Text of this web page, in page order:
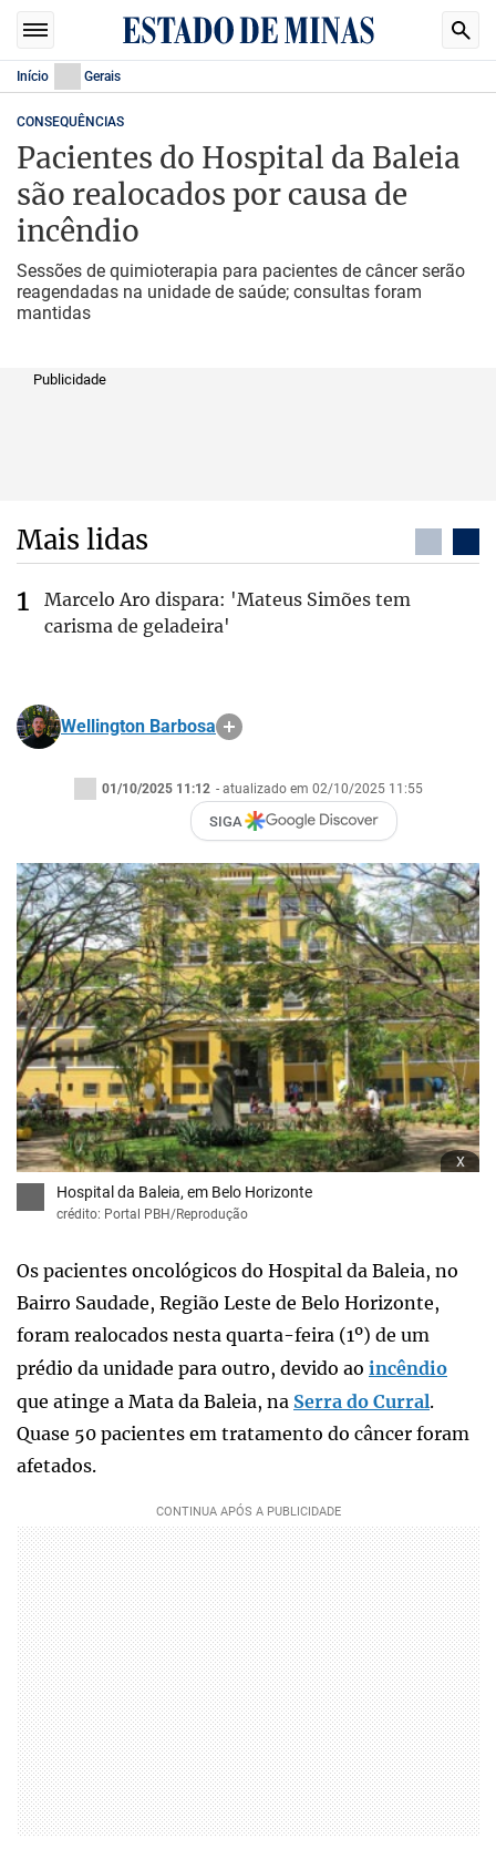
Início Gerais
CONSEQUÊNCIAS
Pacientes do Hospital da Baleia
são realocados por causa de
incêndio
Sessões de quimioterapia para pacientes de câncer serão
reagendadas na unidade de saúde; consultas foram
mantidas
Publicidade
Mais lidas
Marcelo Aro dispara: 'Mateus Simões tem
carisma de geladeira'
Wellington Barbosa
01/10/2025 11:12 - atualizado em 02/10/2025 11:55
SIGA
x
Hospital da Baleia, em Belo Horizonte
crédito: Portal PBH/Reprodução
Os pacientes oncológicos do Hospital da Baleia, no
Bairro Saudade, Região Leste de Belo Horizonte,
foram realocados nesta quarta-feira (1º) de um
prédio da unidade para outro, devido ao incêndio
que atinge a Mata da Baleia, na Serra do Curral.
Quase 50 pacientes em tratamento do câncer foram
afetados.